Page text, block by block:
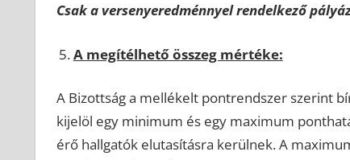
Csak a versenyeredménnyel rendelkező
A megítélhető összeg mértéke:
A Bizottság a mellékelt pontrendszer szerint
kijelöl egy minimum és egy maximum
érő hallgatók elutasításra kerülnek. A